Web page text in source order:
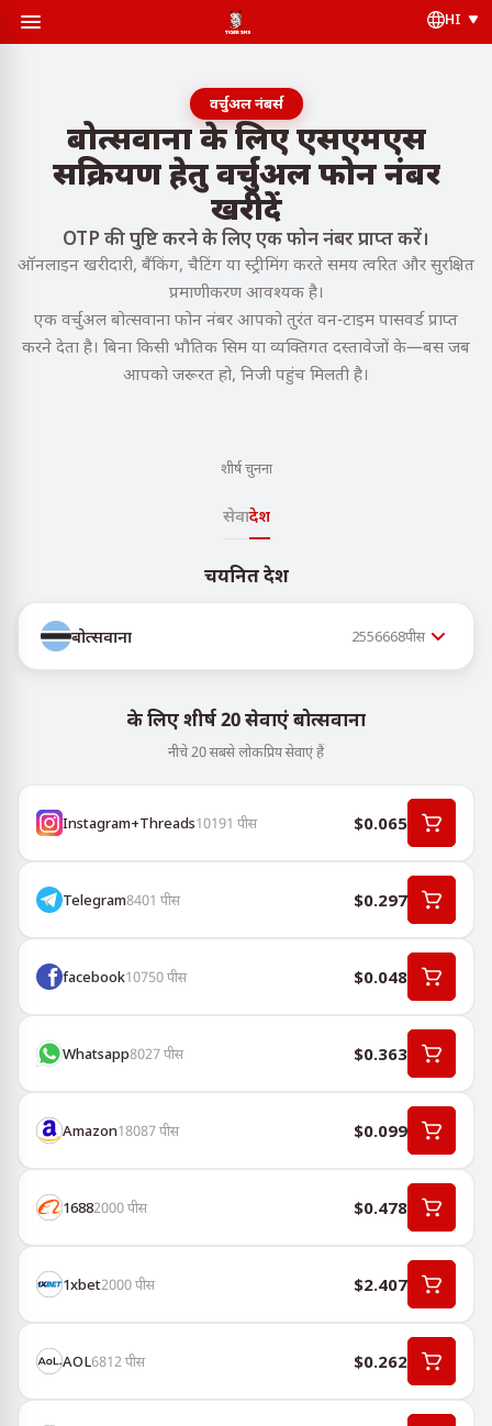
HI
वर्चुअल नंबर्स
बोत्सवाना के लिए एसएमएस
सक्रियण हेतु वर्चुअल फोन नंबर
खरीदें
OTP की पुष्टि करने के लिए एक फोन नंबर प्राप्त करें।
ऑनलाइन खरीदारी, बैंकिंग, चैटिंग या स्ट्रीमिंग करते समय त्वरित और सुरक्षित
प्रमाणीकरण आवश्यक है।
एक वर्चुअल बोत्सवाना फोन नंबर आपको तुरंत वन-टाइम पासवर्ड प्राप्त
करने देता है। बिना किसी भौतिक सिम या व्यक्तिगत दस्तावेजों के—बस जब
आपको जरूरत हो, निजी पहुंच मिलती है।
शीर्ष चुनना
सेवादेश
चयनित देश
बोत्सवाना 2556668पीस
के लिए शीर्ष 20 सेवाएं बोत्सवाना
नीचे 20 सबसे लोकप्रिय सेवाएं हैं
Instagram+Threads10191 पीस $0.065
Telegram8401 पीस $0.297
facebook10750पीस $0.048
Whatsapp8027पीस $0.363
Amazon18087पीस $0.099
16882000पीस $0.478
1хbet2000पीस $2.407
AOL6812 पीस $0.262